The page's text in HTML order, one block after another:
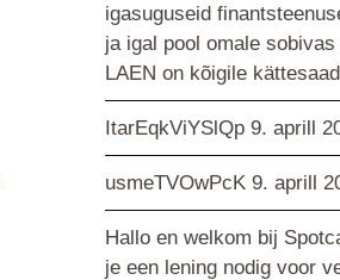
igasuguseid
ja igal pool omale
LAEN on kõigile
ItarEqkViYSlQp 9. aprill
usmeTVOwPcK 9. aprill
Hallo en welkom bij
je een lening nodig voor